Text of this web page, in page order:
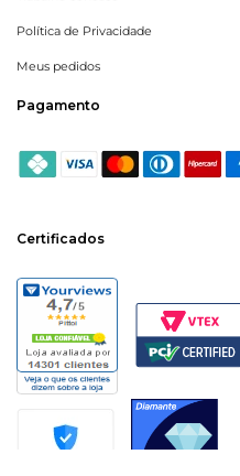
Política de Privacidade
Meus pedidos
Pagamento
Certificados